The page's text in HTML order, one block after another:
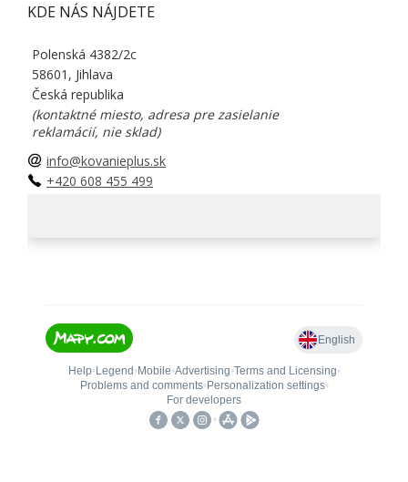
KDE NÁS NÁJDETE
Polenská 4382/2c
58601, Jihlava
Česká republika
(kontaktné miesto, adresa pre zasielanie
reklamácií, nie sklad)
info@kovanieplus.sk
+420 608 455 499